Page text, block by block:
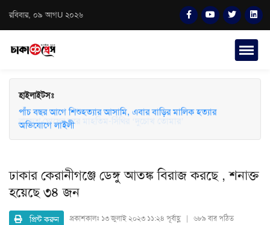
রবিবার, ০৯ আগU ২০২৬
হাইলাইটসঃ
পাঁচ বছর আগে শিশুহত্যার আসামি, এবার বাড়ির মালিক হত্যার
অভিযোগে লাইলী
ঢাকার কেরানীগঞ্জে ডেঙ্গু আতঙ্ক বিরাজ করছে , শনাক্ত
হয়েছে ৩৪ জন
প্রিন্ট করুন প্রকাশকালঃ ১৩ জুলাই ২০২৩ ১১:২৪ পূর্বাহ্ণ | ৬৮৯ বার পঠিত